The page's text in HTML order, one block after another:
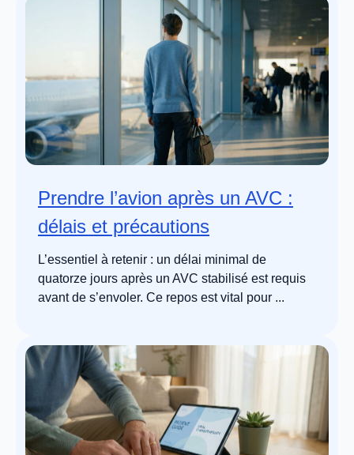
Prendre l’avion après un AVC :
délais et précautions
L’essentiel à retenir : un délai minimal de
quatorze jours après un AVC stabilisé est requis
avant de s’envoler. Ce repos est vital pour ...